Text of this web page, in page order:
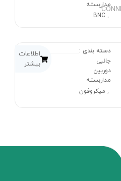
مداربسته
,
BNC
دسته بندی :
جانبی
دوربین
مداربسته
, میکروفون
اطلاعات
بیشتر